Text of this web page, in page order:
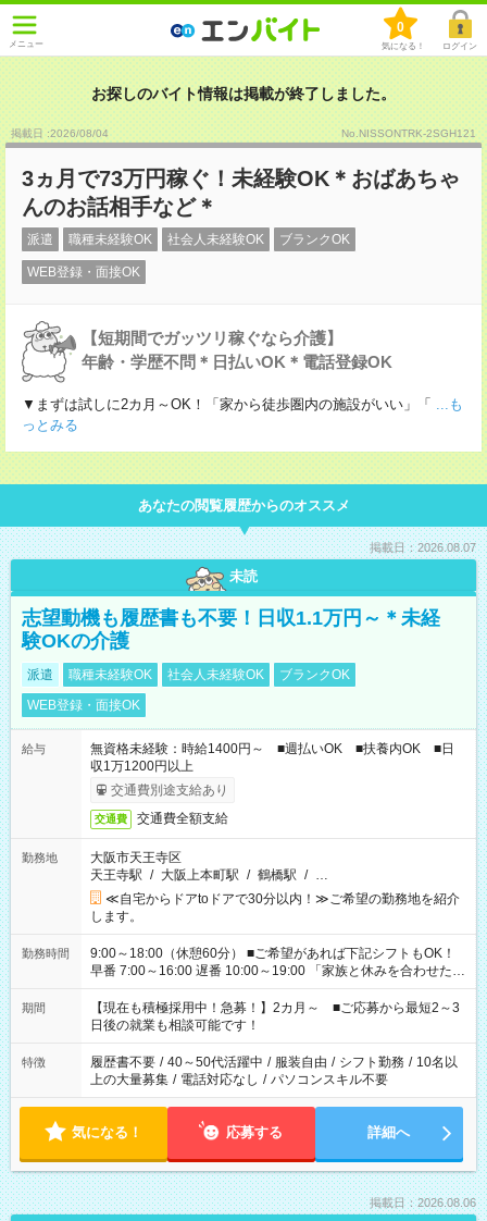
メニュー
0
気になる！ ログイン
お探しのバイト情報は掲載が終了しました。
掲載日 :2026/08/04 No.NISSONTRK-2SGH121
3ヵ月で73万円稼ぐ！未経験OK＊おばあちゃ
んのお話相手など＊
派遣 職種未経験OK 社会人未経験OK ブランクOK
WEB登録・面接OK
【短期間でガッツリ稼ぐなら介護】
年齢・学歴不問＊日払いOK＊電話登録OK
▼まずは試しに2カ月～OK！「家から徒歩圏内の施設がいい」「 ...も
っとみる
あなたの閲覧履歴からのオススメ
掲載日：2026.08.07
未読
志望動機も履歴書も不要！日収1.1万円～＊未経
験OKの介護
派遣 職種未経験OK 社会人未経験OK
ブランクOK
WEB登録・面接OK
給与
無資格未経験：時給1400円～ ■週払いOK ■扶養内OK ■日
収1万1200円以上
交通費別途支給あり
交通費 交通費全額支給
勤務地
大阪市天王寺区
天王寺駅 / 大阪上本町駅 / 鶴橋駅 / …
≪自宅からドアtoドアで30分以内！≫ご希望の勤務地を紹介
します。
勤務時間
9:00～18:00（休憩60分） ■ご希望があれば下記シフトもOK！
早番 7:00～16:00 遅番 10:00～19:00 「家族と休みを合わせた
い」 「余裕を持って夕飯の準備がしたい」 「できれば残業はし
たくない」 など、ご希望を教えてくださいね。 ※Wワーク希望
の方へ 今ご覧のお仕事で希望する勤務時間と、もう1つのお仕事
の勤務時間。 合計で週40時間を超える場合は応募できません。
期間
【現在も積極採用中！急募！】2カ月～ ■ご応募から最短2～3
日後の就業も相談可能です！
特徴 履歴書不要 / 40～50代活躍中 / 服装自由 / シフト勤務 / 10名以
上の大量募集 / 電話対応なし / パソコンスキル不要
気になる！ 応募する 詳細へ
掲載日：2026.08.06